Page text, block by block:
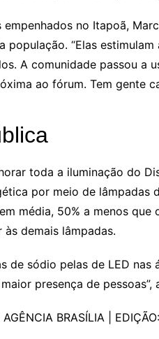
no Itapoã,
população. “Elas
A comunidade passou a
ao fórum. Tem gente
toda a iluminação do
por meio de lâmpadas
média, 50% a menos
demais lâmpadas.
de sódio pelas de LED nas
presença de pessoas”,
BRASÍLIA |